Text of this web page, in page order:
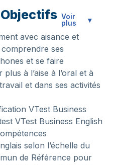
Objectifs Voir
plus
▾
avec aisance et
ses
et se faire
à l’aise à l’oral et à
et dans ses activités
VTest Business
VTest Business English
selon l’échelle du
de Référence pour